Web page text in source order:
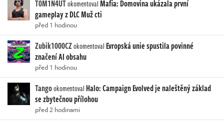
T0M1N4UTokomentovalMafia: Domovina ukázala první
gameplay z DLC Muž cti
před 1 hodinou
Zubik1000CZokomentoval Evropská unie spustila povinné
značení AI obsahu
před 1 hodinou
Tangookomentoval Halo: Campaign Evolved je naleštěný základ
se zbytečnou přílohou
před 2 hodinami